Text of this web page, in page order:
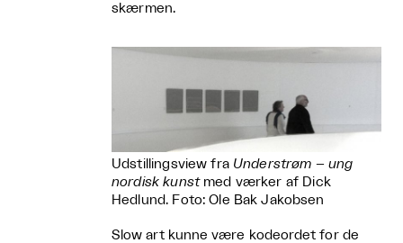
skærmen.
Udstillingsview fra Understrøm – ung
nordisk kunstmed værker af Dick
Hedlund. Foto: Ole Bak Jakobsen
Slow art kunne være kodeordet for de